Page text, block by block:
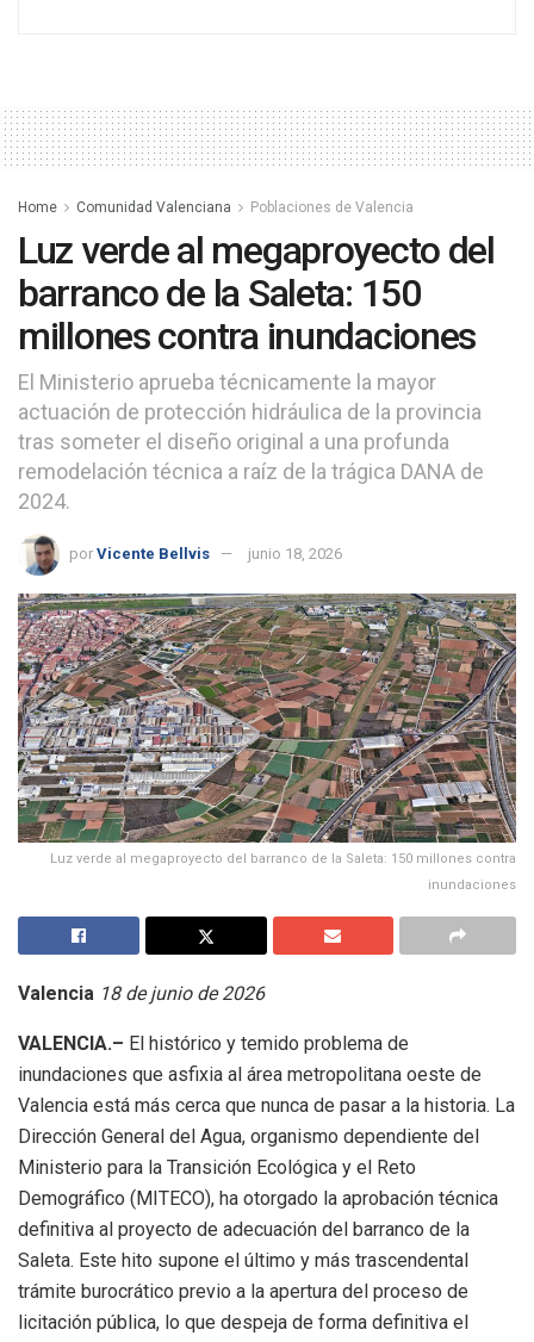
Home Comunidad Valenciana Poblaciones de Valencia
Luz verde al megaproyecto del
barranco de la Saleta: 150
millones contra inundaciones
El Ministerio aprueba técnicamente la mayor
actuación de protección hidráulica de la provincia
tras someter el diseño original a una profunda
remodelación técnica a raíz de la trágica DANA de
2024.
por Vicente Bellvis junio 18, 2026
Luz verde al megaproyecto del barranco de la Saleta: 150 millones contra
inundaciones
Valencia 18 de junio de 2026
VALENCIA.– El histórico y temido problema de
inundaciones que asfixia al área metropolitana oeste de
Valencia está más cerca que nunca de pasar a la historia. La
Dirección General del Agua, organismo dependiente del
Ministerio para la Transición Ecológica y el Reto
Demográfico (MITECO), ha otorgado la aprobación técnica
definitiva al proyecto de adecuación del barranco de la
Saleta. Este hito supone el último y más trascendental
trámite burocrático previo a la apertura del proceso de
licitación pública, lo que despeja de forma definitiva el